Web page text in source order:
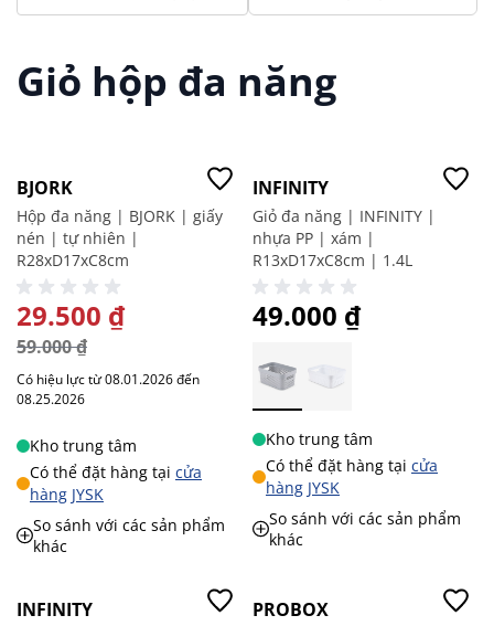
Giỏ hộp đa năng
BJORK
Hộp đa năng | BJORK | giấy
nén | tự nhiên |
R28xD17xC8cm
GIÁ ĐẶC BIỆT
29.500 ₫
59.000 ₫
Có hiệu lực từ 08.01.2026 đến
08.25.2026
Kho trung tâm
Có thể đặt hàng tại cửa
hàng JYSK
So sánh với các sản phẩm
khác
INFINITY
Giỏ đa năng | INFINITY |
nhựa PP | xám |
R13xD17xC8cm | 1.4L
49.000 ₫
Kho trung tâm
Có thể đặt hàng tại cửa
hàng JYSK
So sánh với các sản phẩm
khác
INFINITY PROBOX